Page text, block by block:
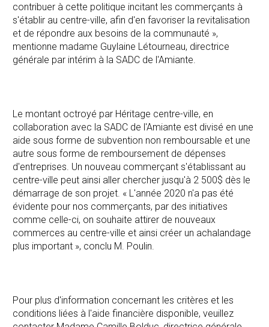
contribuer à cette politique incitant les commerçants à
s'établir au centre-ville, afin d'en favoriser la revitalisation
et de répondre aux besoins de la communauté »,
mentionne madame Guylaine Létourneau, directrice
générale par intérim à la SADC de l'Amiante.
Le montant octroyé par Héritage centre-ville, en
collaboration avec la SADC de l'Amiante est divisé en une
aide sous forme de subvention non remboursable et une
autre sous forme de remboursement de dépenses
d'entreprises. Un nouveau commerçant s'établissant au
centre-ville peut ainsi aller chercher jusqu'à 2 500$ dès le
démarrage de son projet. « L'année 2020 n'a pas été
évidente pour nos commerçants, par des initiatives
comme celle-ci, on souhaite attirer de nouveaux
commerces au centre-ville et ainsi créer un achalandage
plus important », conclu M. Poulin.
Pour plus d'information concernant les critères et les
conditions liées à l'aide financière disponible, veuillez